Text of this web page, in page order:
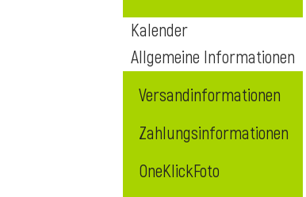
Kalender
Allgemeine Informationen
Versandinformationen
Zahlungsinformationen
OneKlickFoto